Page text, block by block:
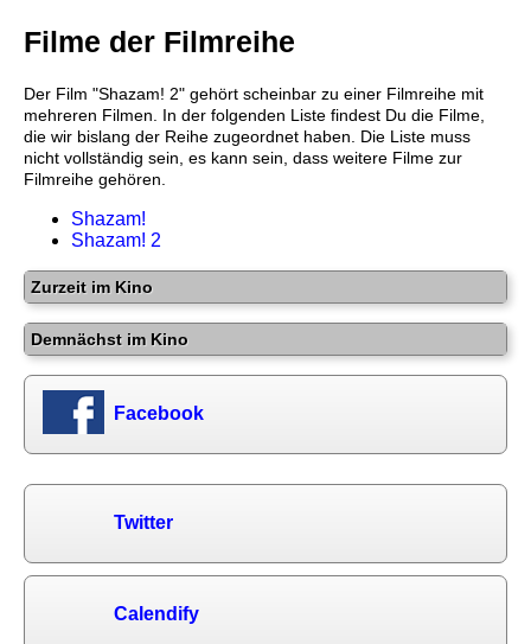
Filme der Filmreihe
Der Film "Shazam! 2" gehört scheinbar zu einer Filmreihe mit
mehreren Filmen. In der folgenden Liste findest Du die Filme,
die wir bislang der Reihe zugeordnet haben. Die Liste muss
nicht vollständig sein, es kann sein, dass weitere Filme zur
Filmreihe gehören.
Shazam!
Shazam! 2
Zurzeit im Kino
Demnächst im Kino
Facebook
Twitter
Calendify